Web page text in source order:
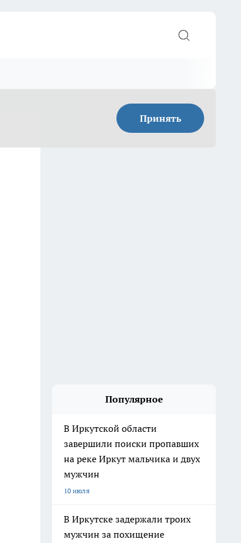
Принять
Популярное
В Иркутской области
завершили поиски пропавших
на реке Иркут мальчика и двух
мужчин
10 июля
В Иркутске задержали троих
мужчин за похищение